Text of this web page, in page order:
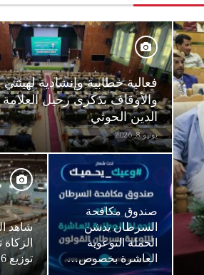
فعالية خطابية وإنشادية لهيئتي
والأوقاف بذكرى رحيل العلامة
الدين الحوثي
يونيو 8, 2026
صندوق مكافحة
السرطان يدشن
الحملة التوعوية
العاشرة بخصوص…
شاهد
توزيع 26 ألف سلة…